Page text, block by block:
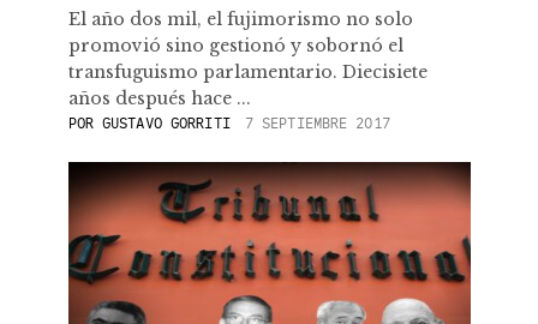
El año dos mil, el fujimorismo no solo
promovió sino gestionó y sobornó el
transfuguismo parlamentario. Diecisiete
años después hace ...
POR GUSTAVO GORRITI 7 SEPTIEMBRE 2017